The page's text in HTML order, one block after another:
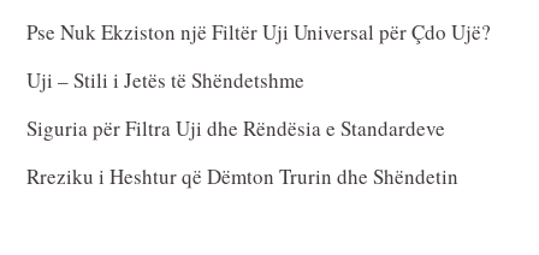
Pse Nuk Ekziston një Filtër Uji Universal për Çdo Ujë?
Uji – Stili i Jetës të Shëndetshme
Siguria për Filtra Uji dhe Rëndësia e Standardeve
Rreziku i Heshtur që Dëmton Trurin dhe Shëndetin